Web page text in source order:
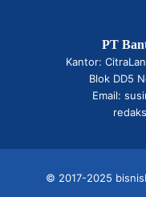
PT
Kantor:
Blok DD5
Email:
© 2017-2025